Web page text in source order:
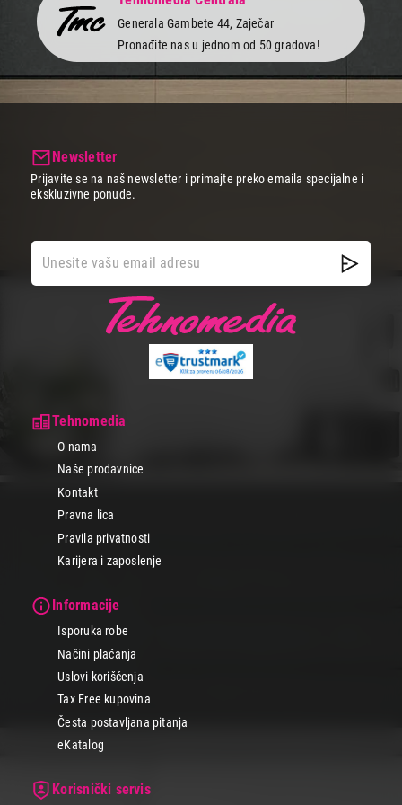
Generala Gambete 44, Zaječar
Pronađite nas u jednom od 50 gradova!
Tehnomedia
O nama
Naše prodavnice
Kontakt
Pravna lica
Pravila privatnosti
Karijera i zaposlenje
Informacije
Isporuka robe
Načini plaćanja
Uslovi korišćenja
Tax Free kupovina
Česta postavljana pitanja
eKatalog
Korisnički servis
Newsletter
Prijavite se na naš newsletter i primajte preko emaila specijalne i
ekskluzivne ponude.